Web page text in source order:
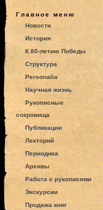
Главное меню
Новости
История
К 80-летию Победы
Структура
Personalia
Научная жизнь
Рукописные
сокровища
Публикации
Лекторий
Периодика
Архивы
Работа с рукописями
Экскурсии
Продажа книг